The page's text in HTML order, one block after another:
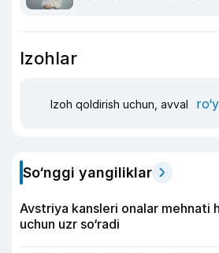
Izohlar
Izoh qoldirish uchun, avval
So‘nggi yangiliklar
Avstriya kansleri onalar mehnati
uchun uzr so‘radi